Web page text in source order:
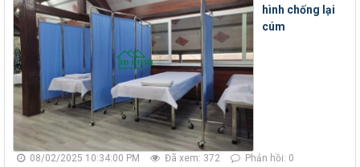
hình chống lại
cúm
08/02/2025 10:34:00 PM Đã xem: 372 Phản hồi: 0